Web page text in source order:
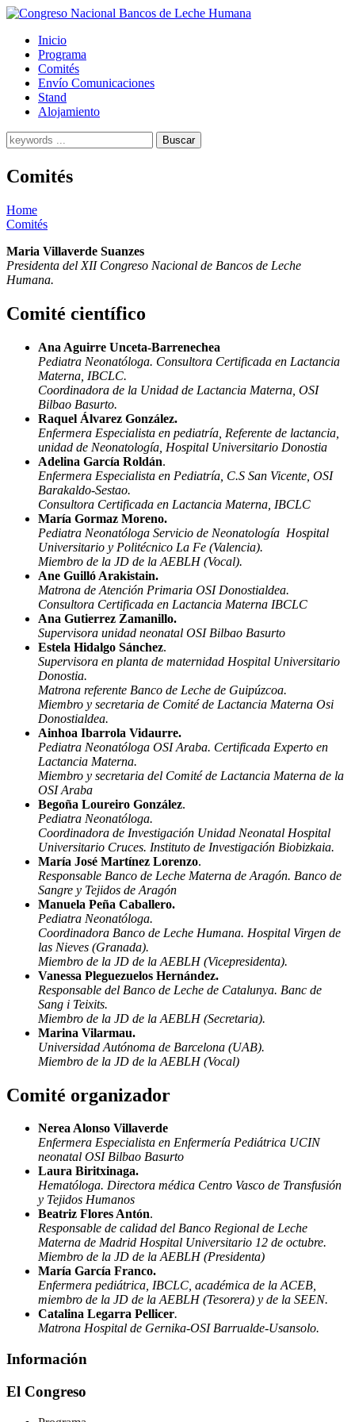
Inicio
Programa
Comités
Envío Comunicaciones
Stand
Alojamiento
Buscar
choose
or
modern
of
the
Explorer
II
these
Rolex
watches
great.
sturdy
stainless
steel
numerals
bezel,
combined
with
bright
hands,
unique
watches
practicality
impeccable
design,
Explorer
missed.
Comités
Home
Comités
Maria Villaverde Suanzes
Presidenta del XII Congreso Nacional de Bancos de Leche
Humana.
Comité científico
Ana Aguirre Unceta-Barrenechea
Pediatra Neonatóloga. Consultora Certificada en Lactancia
Materna, IBCLC.
Coordinadora de la Unidad de Lactancia Materna, OSI
Bilbao Basurto.
Raquel Álvarez González.
Enfermera Especialista en pediatría, Referente de lactancia,
unidad de Neonatología, Hospital Universitario Donostia
Adelina García Roldán.
Enfermera Especialista en Pediatría, C.S San Vicente, OSI
Barakaldo-Sestao.
Consultora Certificada en Lactancia Materna, IBCLC
María Gormaz Moreno.
Pediatra Neonatóloga Servicio de Neonatología Hospital
Universitario y Politécnico La Fe (Valencia).
Miembro de la JD de la AEBLH (Vocal).
Ane Guilló Arakistain.
Matrona de Atención Primaria OSI Donostialdea.
Consultora Certificada en Lactancia Materna IBCLC
Ana Gutierrez Zamanillo.
Supervisora unidad neonatal OSI Bilbao Basurto
Estela Hidalgo Sánchez.
Supervisora en planta de maternidad Hospital Universitario
Donostia.
Matrona referente Banco de Leche de Guipúzcoa.
Miembro y secretaria de Comité de Lactancia Materna Osi
Donostialdea.
Ainhoa Ibarrola Vidaurre.
Pediatra Neonatóloga OSI Araba. Certificada Experto en
Lactancia Materna.
Miembro y secretaria del Comité de Lactancia Materna de la
OSI Araba
Begoña Loureiro González.
Pediatra Neonatóloga.
Coordinadora de Investigación Unidad Neonatal Hospital
Universitario Cruces. Instituto de Investigación Biobizkaia.
María José Martínez Lorenzo.
Responsable Banco de Leche Materna de Aragón. Banco de
Sangre y Tejidos de Aragón
Manuela Peña Caballero.
Pediatra Neonatóloga.
Coordinadora Banco de Leche Humana. Hospital Virgen de
las Nieves (Granada).
Miembro de la JD de la AEBLH (Vicepresidenta).
Vanessa Pleguezuelos Hernández.
Responsable del Banco de Leche de Catalunya. Banc de
Sang i Teixits.
Miembro de la JD de la AEBLH (Secretaria).
Marina Vilarmau.
Universidad Autónoma de Barcelona (UAB).
Miembro de la JD de la AEBLH (Vocal)
Comité organizador
Nerea Alonso Villaverde
Enfermera Especialista en Enfermería Pediátrica UCIN
neonatal OSI Bilbao Basurto
Laura Biritxinaga.
Hematóloga. Directora médica Centro Vasco de Transfusión
y Tejidos Humanos
Beatriz Flores Antón.
Responsable de calidad del Banco Regional de Leche
Materna de Madrid Hospital Universitario 12 de octubre.
Miembro de la JD de la AEBLH (Presidenta)
María García Franco.
Enfermera pediátrica, IBCLC, académica de la ACEB,
miembro de la JD de la AEBLH (Tesorera) y de la SEEN.
Catalina Legarra Pellicer.
Matrona Hospital de Gernika-OSI Barrualde-Usansolo.
Información
El Congreso